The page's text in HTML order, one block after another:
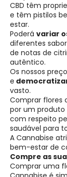
CBD têm
e têm pistilos
estar.
Poderá variar
diferentes
de notas de
autêntico.
Os nossos
e
vasto.
Comprar flores
por um produto
com respeito
saudável para
A Cannabise
bem-estar de
Compre as
Comprar uma